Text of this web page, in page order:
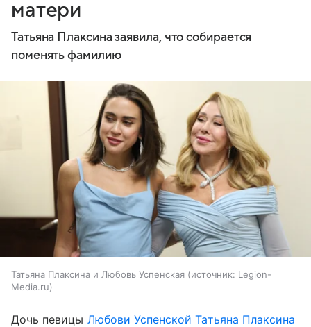
матери
Татьяна Плаксина заявила, что собирается
поменять фамилию
Татьяна Плаксина и Любовь Успенская источник: Legion-
Media.ru
Дочь певицы Любови Успенской Татьяна Плаксина